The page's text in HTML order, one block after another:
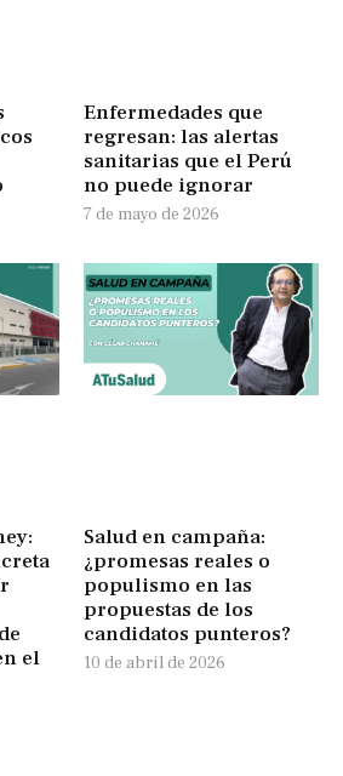
Enfermedades que
regresan: las alertas
sanitarias que el Perú
no puede ignorar
7 de mayo de 2026
el
Salud en campaña:
¿promesas reales o
populismo en las
propuestas de los
candidatos punteros?
10 de abril de 2026